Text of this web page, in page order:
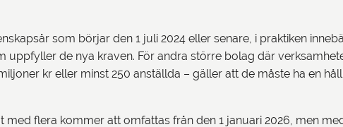
som börjar den 1 juli 2024 eller senare, i praktiken
de nya kraven. För andra större bolag där
kr eller minst 250 anställda – gäller att de måste ha en
flera kommer att omfattas från den 1 januari 2026, men